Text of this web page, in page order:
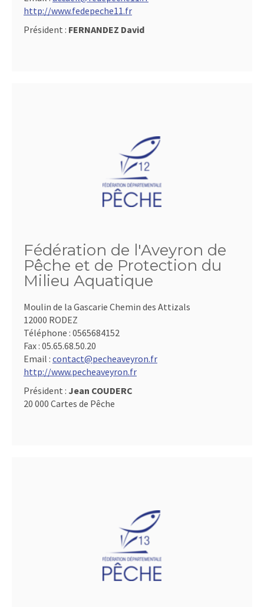
http://www.fedepeche11.fr
Président : FERNANDEZ David
Fédération de l'Aveyron de
Pêche et de Protection du
Milieu Aquatique
Moulin de la Gascarie Chemin des Attizals
12000 RODEZ
Téléphone : 0565684152
Fax : 05.65.68.50.20
Email : contact@pecheaveyron.fr
http://www.pecheaveyron.fr
Président : Jean COUDERC
20 000 Cartes de Pêche